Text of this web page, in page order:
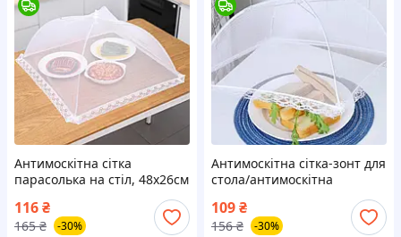
Антимоскітна сітка
парасолька на стіл, 48х26см
/ Антимоскітна парасолька-
ковпак для продуктів / Сітка
чохол на стіл
116₴
165 ₴ -30%
Антимоскітна сітка-зонт для
стола/антимоскітна
продуктів/Сітка чохол на
стіл
109₴
156 ₴ -30%